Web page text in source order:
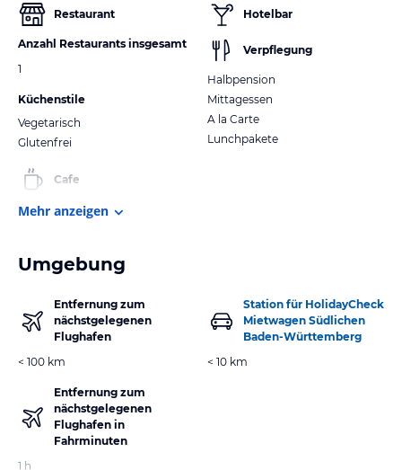
Restaurant
Anzahl Restaurants insgesamt
1
Küchenstile
Vegetarisch
Glutenfrei
Cafe
Hotelbar
Verpflegung
Halbpension
Mittagessen
A la Carte
Lunchpakete
Mehr anzeigen
Umgebung
Entfernung zum
nächstgelegenen
Flughafen
< 100 km
Entfernung zum
nächstgelegenen
Flughafen in
Fahrminuten
1 h
Station für HolidayCheck
Mietwagen Südlichen
Baden-Württemberg
< 10 km